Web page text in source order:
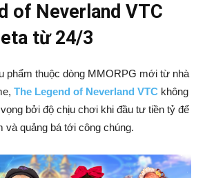
of Neverland VTC
từ 24/3
phẩm thuộc dòng MMORPG mới từ nhà
The Legend of Neverland VTC không
bởi độ chịu chơi khi đầu tư tiền tỷ để
và quảng bá tới công chúng.